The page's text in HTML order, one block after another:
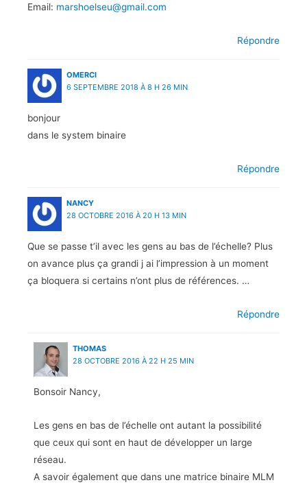
Email: marshoelseu@gmail.com
Répondre
OMERCI
6 SEPTEMBRE 2018 À 8 H 26 MIN
bonjour
dans le system binaire
Répondre
NANCY
28 OCTOBRE 2016 À 20 H 13 MIN
Que se passe t’il avec les gens au bas de l’échelle? Plus
on avance plus ça grandi j ai l’impression à un moment
ça bloquera si certains n’ont plus de références. …
Répondre
THOMAS
28 OCTOBRE 2016 À 22 H 25 MIN
Bonsoir Nancy,
Les gens en bas de l’échelle ont autant la possibilité
que ceux qui sont en haut de développer un large
réseau.
A savoir également que dans une matrice binaire MLM